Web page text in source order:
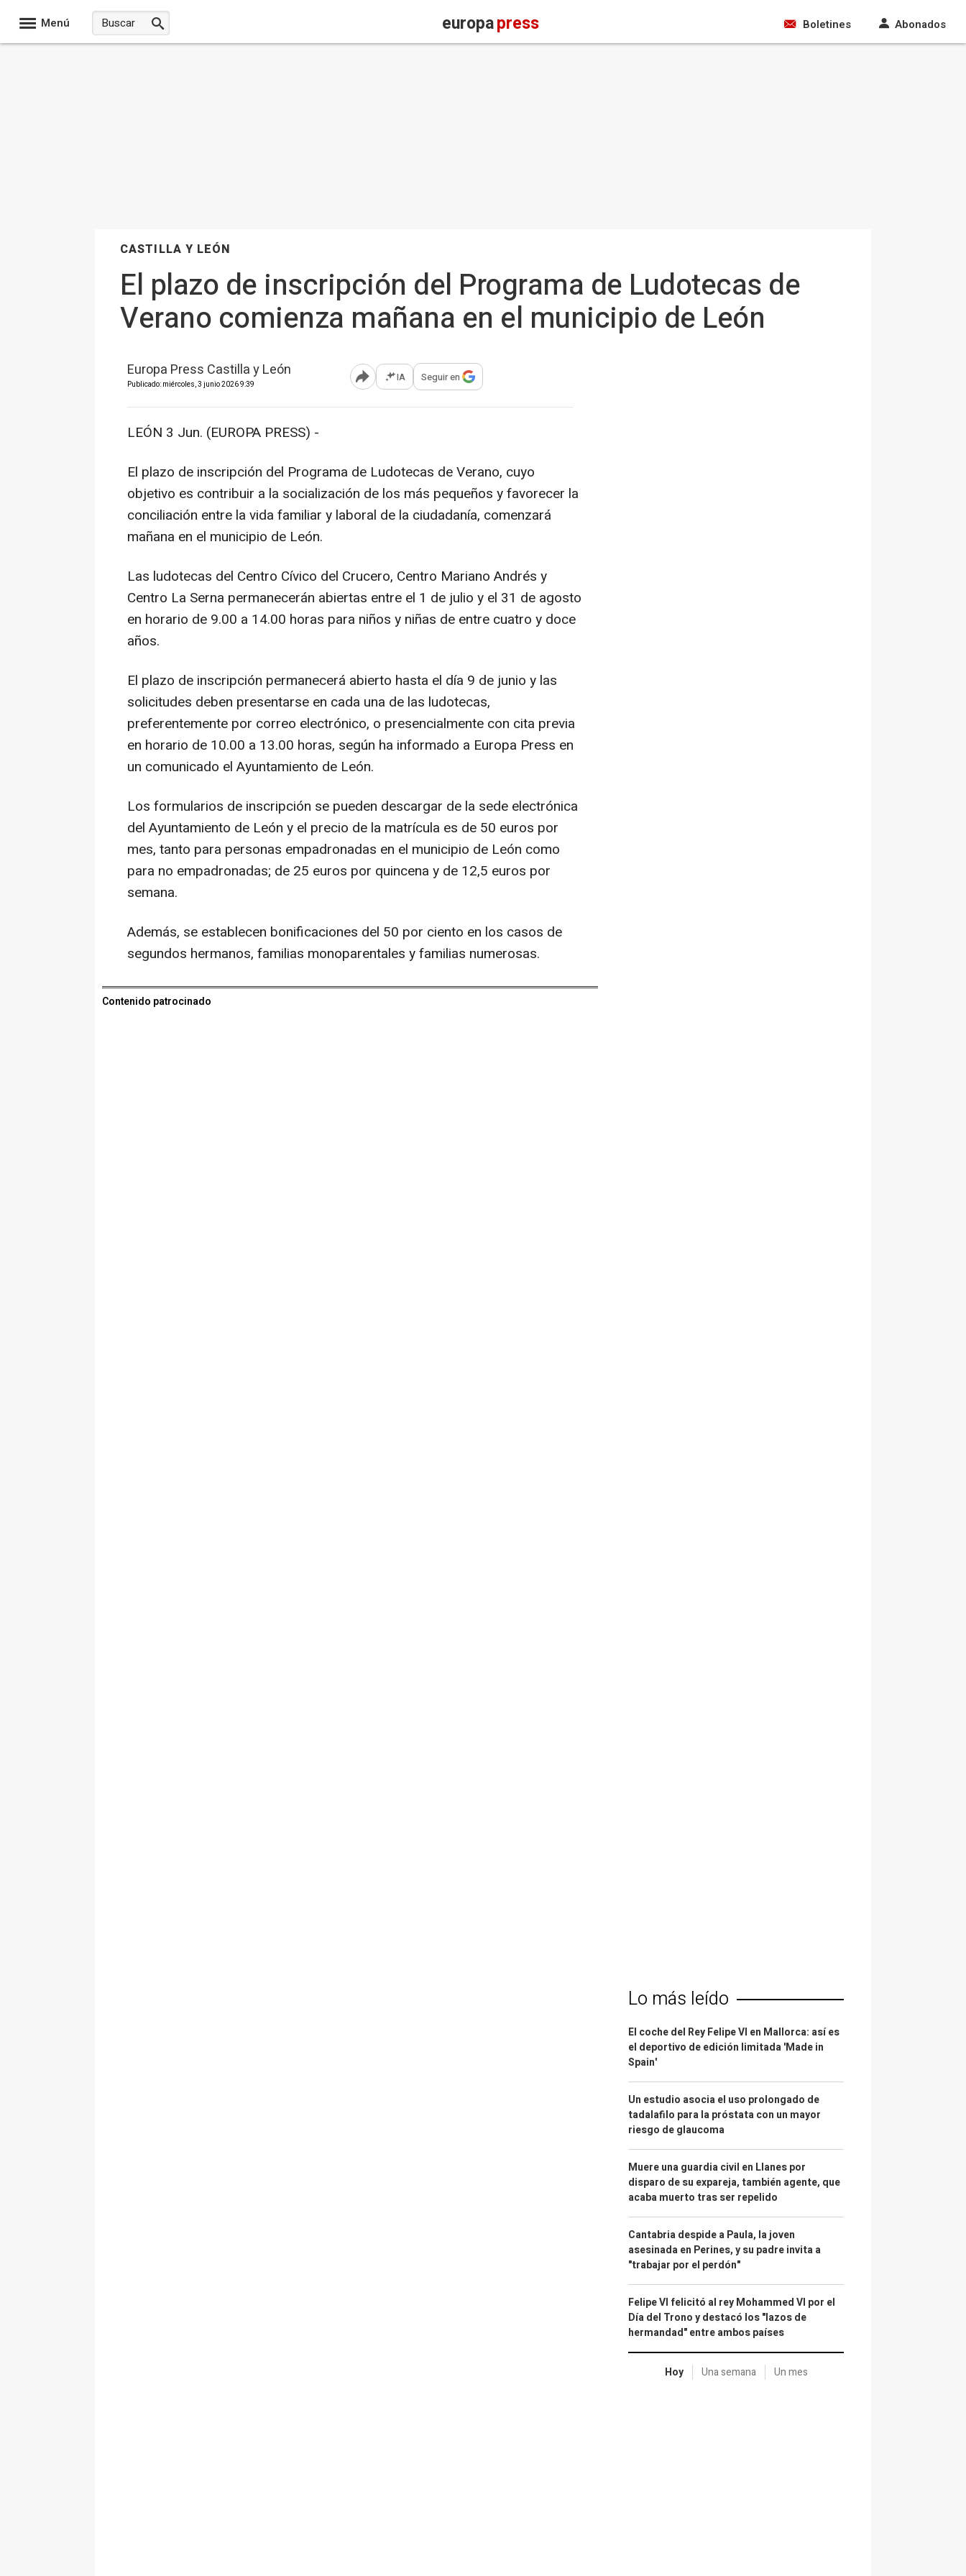
Menú europapress Boletines Abonados
CASTILLA Y LEÓN
El plazo de inscripción del Programa de Ludotecas de
Verano comienza mañana en el municipio de León
Europa Press Castilla y León
Publicado: miércoles, 3 junio 2026 9:39 Abrir opciones para compartir
IA Seguir en
LEÓN 3 Jun. (EUROPA PRESS) -
El plazo de inscripción del Programa de Ludotecas de Verano, cuyo
objetivo es contribuir a la socialización de los más pequeños y favorecer la
conciliación entre la vida familiar y laboral de la ciudadanía, comenzará
mañana en el municipio de León.
Las ludotecas del Centro Cívico del Crucero, Centro Mariano Andrés y
Centro La Serna permanecerán abiertas entre el 1 de julio y el 31 de agosto
en horario de 9.00 a 14.00 horas para niños y niñas de entre cuatro y doce
años.
El plazo de inscripción permanecerá abierto hasta el día 9 de junio y las
solicitudes deben presentarse en cada una de las ludotecas,
preferentemente por correo electrónico, o presencialmente con cita previa
en horario de 10.00 a 13.00 horas, según ha informado a Europa Press en
un comunicado el Ayuntamiento de León.
Los formularios de inscripción se pueden descargar de la sede electrónica
del Ayuntamiento de León y el precio de la matrícula es de 50 euros por
mes, tanto para personas empadronadas en el municipio de León como
para no empadronadas; de 25 euros por quincena y de 12,5 euros por
semana.
Además, se establecen bonificaciones del 50 por ciento en los casos de
segundos hermanos, familias monoparentales y familias numerosas.
Contenido patrocinado
Lo más leído
El coche del Rey Felipe VI en Mallorca: así es
el deportivo de edición limitada 'Made in
Spain'
Un estudio asocia el uso prolongado de
tadalafilo para la próstata con un mayor
riesgo de glaucoma
Muere una guardia civil en Llanes por
disparo de su expareja, también agente, que
acaba muerto tras ser repelido
Cantabria despide a Paula, la joven
asesinada en Perines, y su padre invita a
"trabajar por el perdón"
Felipe VI felicitó al rey Mohammed VI por el
Día del Trono y destacó los "lazos de
hermandad" entre ambos países
Hoy Una semana Un mes